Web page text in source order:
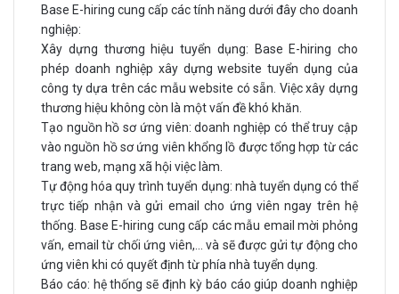
Base E-hiring cung cấp các tính năng dưới đây cho doanh
nghiệp:
Xây dựng thương hiệu tuyển dụng: Base E-hiring cho
phép doanh nghiệp xây dựng website tuyển dụng của
công ty dựa trên các mẫu website có sẵn. Việc xây dựng
thương hiệu không còn là một vấn đề khó khăn.
Tạo nguồn hồ sơ ứng viên: doanh nghiệp có thể truy cập
vào nguồn hồ sơ ứng viên khổng lồ được tổng hợp từ các
trang web, mạng xã hội việc làm.
Tự động hóa quy trình tuyển dụng: nhà tuyển dụng có thể
trực tiếp nhận và gửi email cho ứng viên ngay trên hệ
thống. Base E-hiring cung cấp các mẫu email mời phỏng
vấn, email từ chối ứng viên,... và sẽ được gửi tự động cho
ứng viên khi có quyết định từ phía nhà tuyển dụng.
Báo cáo: hệ thống sẽ định kỳ báo cáo giúp doanh nghiệp